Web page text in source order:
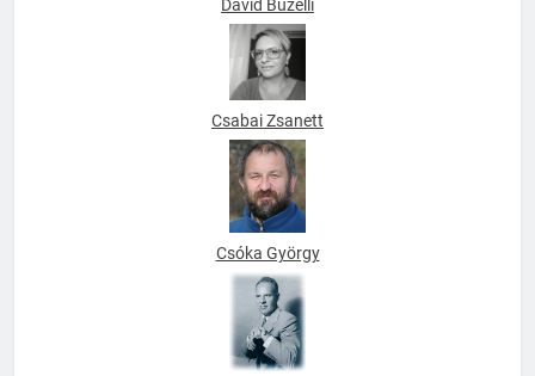
David Buzelli
Csabai Zsanett
Csóka György